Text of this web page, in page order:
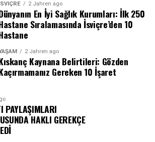
İSVIÇRE 2 Jahren ago
En İyi Sağlık Kurumları: İlk 250
Sıralamasında İsviçre’den 10
2 Jahren ago
Kaynana Belirtileri: Gözden
Gereken 10 İşaret
PAYLAŞIMLARI
HAKLI GEREKÇE